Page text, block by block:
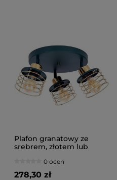
Plafon granatowy ze
srebrem, złotem lub
na przegubach
0 ocen
278,30 zł